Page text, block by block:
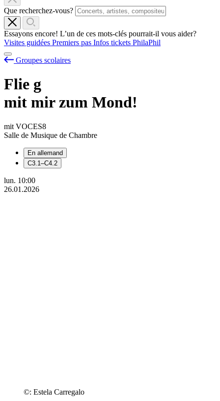
Que recherchez-vous?
Essayons encore! L’un de ces mots-clés pourrait-il vous aider?
Visites guidées Premiers pas Infos tickets PhilaPhil
Groupes scolaires
Flie g
mit mir zum Mond!
mit VOCES8
Salle de Musique de Chambre
En allemand
C3.1–C4.2
lun. 10:00
26.01.2026
©: Estela Carregalo